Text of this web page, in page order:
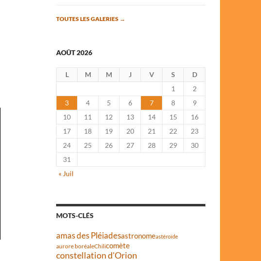
TOUTES LES GALERIES →
AOÛT 2026
L M M J V S
D
1
2
3
4 5 6 7 8
9
10
11 12 13 14 15
16
17
18 19 20 21 22
23
24
25 26 27 28 29
30
31
« Juil
MOTS-CLÉS
amas des Pléiadesastronomeastéroïde
aurore boréaleChilicomète
constellation d'Orion